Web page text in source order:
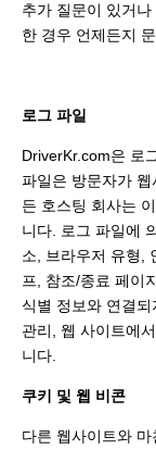
추가 질문이 있거
한 경우 언제든지
로그 파일
DriverKr.com은 로
파일은 방문자가
든 호스팅 회사는
니다. 로그 파일에
소, 브라우저 유형,
프, 참조/종료 페이
식별 정보와 연결
관리, 웹 사이트에
니다.
쿠키 및 웹 비콘
다른 웹사이트와 마